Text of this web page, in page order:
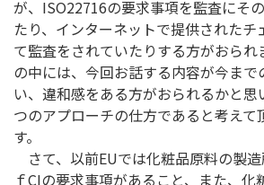
が、ISO22716の要求事項を監査にそ
たり、インターネットで提供されたチ
て監査をされていたりする方がおられ
の中には、今回お話する内容が今ま
い、違和感をある方がおられるかと
つのアプローチの仕方であると考えて
す。
さて、以前EUでは化粧品原料の製
ｆCIの要求事項があること、また、化